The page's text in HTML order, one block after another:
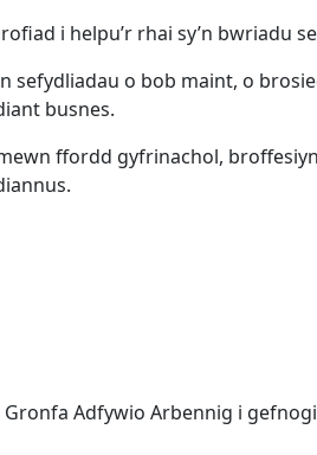
i helpu’r rhai sy’n bwriadu
sefydliadau o bob maint, o
busnes.
ffordd gyfrinachol,
Adfywio Arbennig i